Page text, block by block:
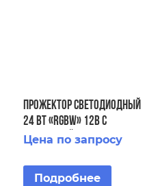
Прожектор светодиодный
24 Вт «RGBW» 12В с
закладной (бетон) AISI 304
Цена по запросу
Подробнее